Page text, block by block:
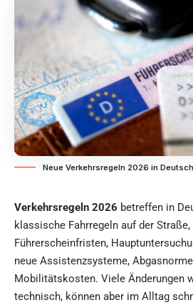
Neue Verkehrsregeln 2026 in
Verkehrsregeln 2026 betreffen in
klassische Fahrregeln auf der
Führerscheinfristen,
neue Assistenzsysteme,
Mobilitätskosten. Viele Änderungen
technisch, können aber im Alltag